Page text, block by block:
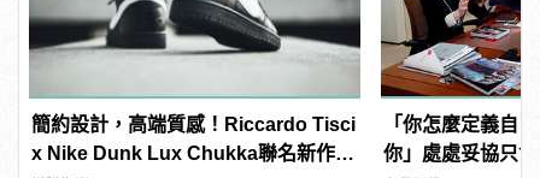
簡約設計，高端質感！Riccardo Tisci
x Nike Dunk Lux Chukka聯名新作正
「你怎麼定義自
你」處處妥協只